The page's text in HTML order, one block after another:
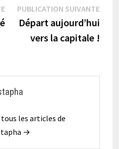
Publication
précédente :
PUBLICATION SUIVANTE
Départ aujourd’hui
vers la capitale !
les articles de
→